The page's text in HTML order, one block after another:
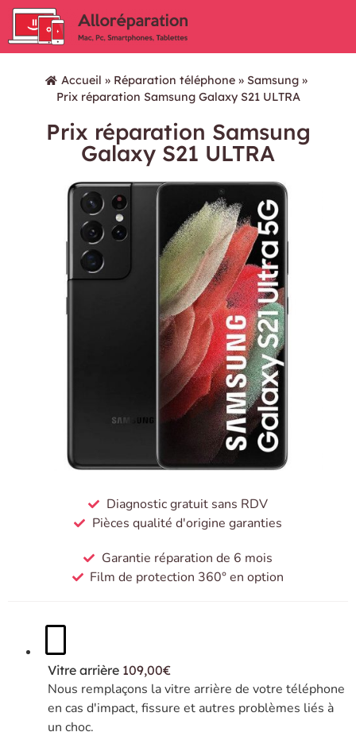
Accueil » Réparation téléphone » Samsung »
Prix réparation Samsung Galaxy S21 ULTRA
Prix réparation Samsung
Galaxy S21 ULTRA
Diagnostic gratuit sans RDV
Pièces qualité d'origine garanties
Garantie réparation de 6 mois
Film de protection 360° en option
Vitre arrière 109,00€
Nous remplaçons la vitre arrière de votre téléphone
en cas d'impact, fissure et autres problèmes liés à
un choc.